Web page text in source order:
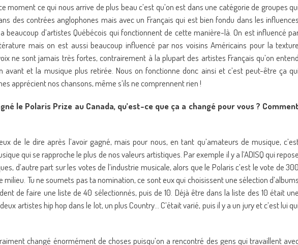
moment ce qui nous arrive de plus beau c’est qu’on est dans une catégorie de groupes
des contrées anglophones mais avec un Français qui est bien fondu dans les influences
beaucoup d’artistes Québécois qui fonctionnent de cette manière-là. On est influencé
mais on est aussi beaucoup influencé par nos voisins Américains pour la texture
ne sont jamais très fortes, contrairement à la plupart des artistes Français qu’on entend
avant et la musique plus retirée. Nous on fonctionne donc ainsi et c’est peut-être ça
apprécient nos chansons, même s’ils ne comprennent rien !
le Polaris Prize au Canada, qu’est-ce que ça a changé pour vous ? Comment
de le dire après l’avoir gagné, mais pour nous, en tant qu’amateurs de musique,
qui se rapproche le plus de nos valeurs artistiques. Par exemple il y a l’ADISQ qui repose
d’autre part sur les votes de l’industrie musicale, alors que le Polaris c’est le vote de 300
Tu ne soumets pas ta nomination, ce sont eux qui choisissent une sélection d’albums
de faire une liste de 40 sélectionnés, puis de 10. Déjà être dans la liste des 10 était une
artistes hip hop dans le lot, un plus Country… C’était varié, puis il y a un jury et c’est lui
changé énormément de choses puisqu’on a rencontré des gens qui travaillent